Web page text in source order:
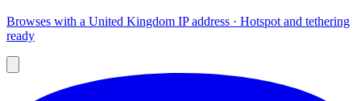
Browses with a United Kingdom IP address · Hotspot and tethering
ready